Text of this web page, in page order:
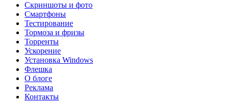
Скриншоты и фото
Смартфоны
Тестирование
Тормоза и фризы
Торренты
Ускорение
Установка Windows
Флешка
О блоге
Реклама
Контакты